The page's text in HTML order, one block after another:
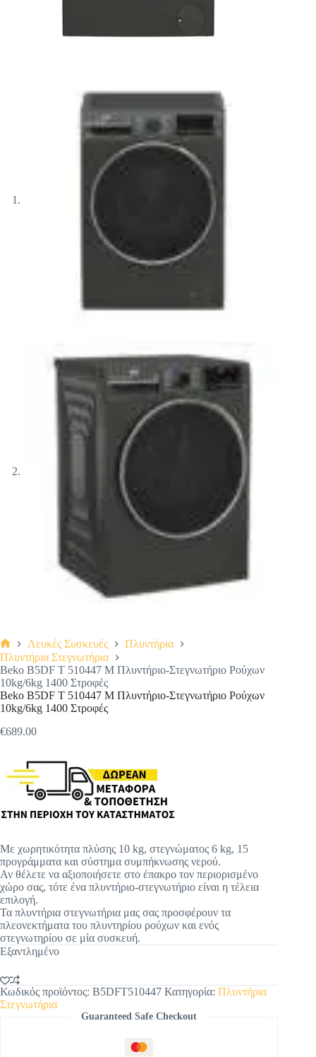
Αρχική
σελίδα
Λευκές Συσκευές
Πλυντήρια
Πλυντήρια Στεγνωτήρια
Beko B5DF T 510447 M Πλυντήριο-Στεγνωτήριο Ρούχων
10kg/6kg 1400 Στροφές
Beko B5DF T 510447 M Πλυντήριο-Στεγνωτήριο Ρούχων
10kg/6kg 1400 Στροφές
€689.00
Με χωρητικότητα πλύσης 10 kg, στεγνώματος 6 kg, 15
προγράμματα και σύστημα συμπήκνωσης νερού.
Αν θέλετε να αξιοποιήσετε στο έπακρο τον περιορισμένο
χώρο σας, τότε ένα πλυντήριο-στεγνωτήριο είναι η τέλεια
επιλογή.
Τα πλυντήρια στεγνωτήρια μας σας προσφέρουν τα
πλεονεκτήματα του πλυντηρίου ρούχων και ενός
στεγνωτηρίου σε μία συσκευή.
Εξαντλημένο
Κωδικός προϊόντος: B5DFT510447 Κατηγορία: Πλυντήρια
Στεγνωτήρια
Guaranteed Safe Checkout